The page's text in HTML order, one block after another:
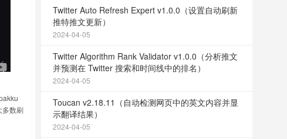
多数刷
会被
Twitter Auto Refresh Expert v1.0.0（设置自动刷新
推特推文更新）
2024-04-05
Twitter Algorithm Rank Validator v1.0.0（分析推文
并预测在 Twitter 搜索和时间线中的排名）
2024-04-05
Toucan v2.18.11（自动检测网页中的英文内容并显
示翻译结果）
2024-04-05